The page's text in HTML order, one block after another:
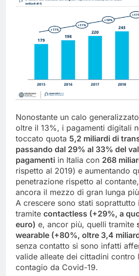
Nonostante un calo
oltre il 13%, i pagamenti digitali
toccato quota 5,2 miliardi di
passando dal 29% al 33% del
pagamenti in Italia con 268
rispetto al 2019) e aumentando
penetrazione rispetto al
ancora il mezzo di gran lunga
A crescere sono stati soprattutto
tramite contactless (+29%, a
euro) e, ancor più, quelli tramite
wearable (+80%, oltre 3,4
senza contatto si sono infatti
valide alleate dei cittadini contro
contagio da Covid-19.